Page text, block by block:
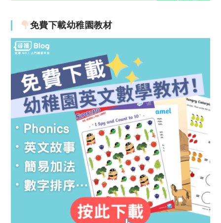
免費下載幼稚園教材